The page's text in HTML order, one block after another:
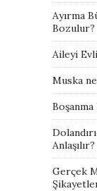
Ayırma
Bozulur?
Aileyi
Muska
Boşanma
Anlaşılır?
Gerçek